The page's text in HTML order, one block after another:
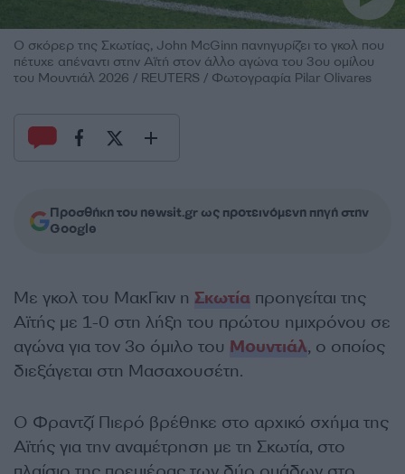
Ο σκόρερ της Σκωτίας, John McGinn πανηγυρίζει το γκολ που
πέτυχε απέναντι στην Αϊτή στον άλλο αγώνα του 3ου ομίλου
του Μουντιάλ 2026 / REUTERS / Φωτογραφία Pilar Olivares
Προσθήκη του newsit.gr ως προτεινόμενη πηγή στην
Google
Με γκολ του ΜακΓκιν η Σκωτία προηγείται της
Αϊτής με 1-0 στη λήξη του πρώτου ημιχρόνου σε
αγώνα για τον 3ο όμιλο του Μουντιάλ, ο οποίος
διεξάγεται στη Μασαχουσέτη.
Ο Φραντζί Πιερό βρέθηκε στο αρχικό σχήμα της
Αϊτής για την αναμέτρηση με τη Σκωτία, στο